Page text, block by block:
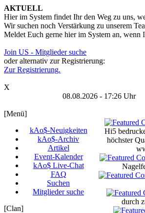
AKTUELL
Hier im System findet Ihr den Weg zu uns,
Wir suchen noch Verstärkung zu unserem
Meldet Euch gerne hier im System an, wenn
Join US - Mitglieder suche
oder alternativ zur Registrierung:
Zur Registrierung.
X
08.08.2026 - 17:26 Uhr
[Menü]
kAo$-Neuigkeiten
kAo$-Archiv
Artikel
Event-Kalender
kAo$ Live-Chat
FAQ
Suchen
Mitglieder suche
[Clan]
Hi5
höchster
durch